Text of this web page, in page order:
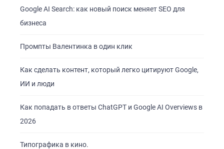
Google AI Search: как новый поиск меняет SEO для
бизнеса
Промпты Валентинка в один клик
Как сделать контент, который легко цитируют Google,
ИИ и люди
Как попадать в ответы ChatGPT и Google AI Overviews в
2026
Типографика в кино.